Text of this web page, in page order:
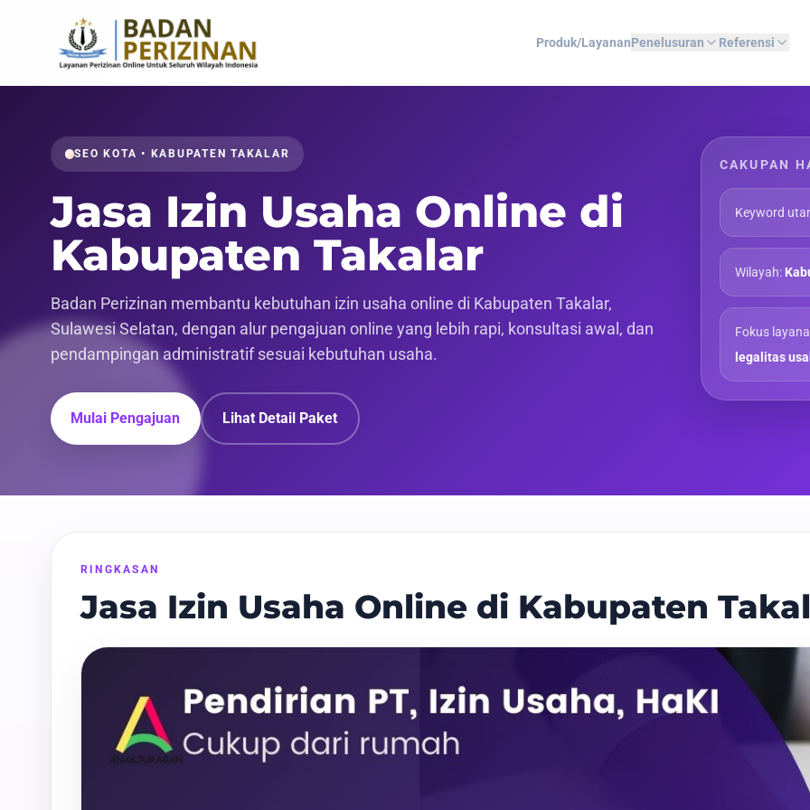
Produk/LayananPenelusuran Referensi
SEO KOTA • KABUPATEN TAKALAR
Jasa Izin Usaha Online di
Kabupaten Takalar
Badan Perizinan membantu kebutuhan izin usaha online di Kabupaten Takalar,
Sulawesi Selatan, dengan alur pengajuan online yang lebih rapi, konsultasi awal, dan
pendampingan administratif sesuai kebutuhan usaha.
Mulai Pengajuan Lihat Detail Paket
CAKUPAN
Keyword
Wilayah:
Fokus
legalitas
RINGKASAN
Jasa Izin Usaha Online di Kabupaten